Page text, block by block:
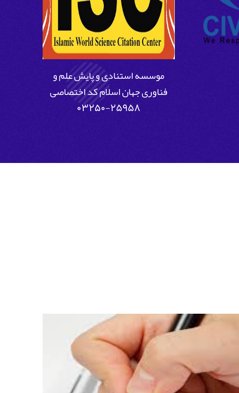
موسسه استنادی و پایش علم و
فناوری جهان اسلام کد اختصاصی
25958-03250